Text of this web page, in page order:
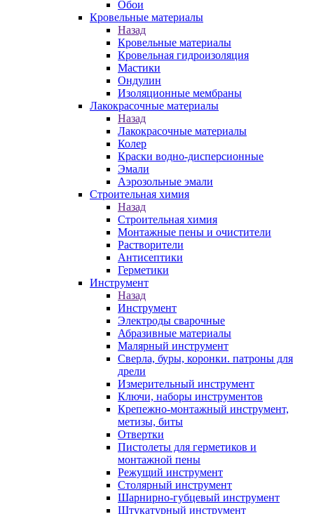
Обои
Кровельные материалы
Назад
Кровельные материалы
Кровельная гидроизоляция
Мастики
Ондулин
Изоляционные мембраны
Лакокрасочные материалы
Назад
Лакокрасочные материалы
Колер
Краски водно-дисперсионные
Эмали
Аэрозольные эмали
Строительная химия
Назад
Строительная химия
Монтажные пены и очистители
Растворители
Антисептики
Герметики
Инструмент
Назад
Инструмент
Электроды сварочные
Абразивные материалы
Малярный инструмент
Сверла, буры, коронки. патроны для
дрели
Измерительный инструмент
Ключи, наборы инструментов
Крепежно-монтажный инструмент,
метизы, биты
Отвертки
Пистолеты для герметиков и
монтажной пены
Режущий инструмент
Столярный инструмент
Шарнирно-губцевый инструмент
Штукатурный инструмент